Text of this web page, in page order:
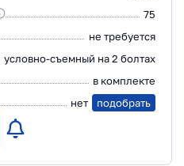
75
не требуется
условно-съемный на 2 болтах
в комплекте
нет подобрать